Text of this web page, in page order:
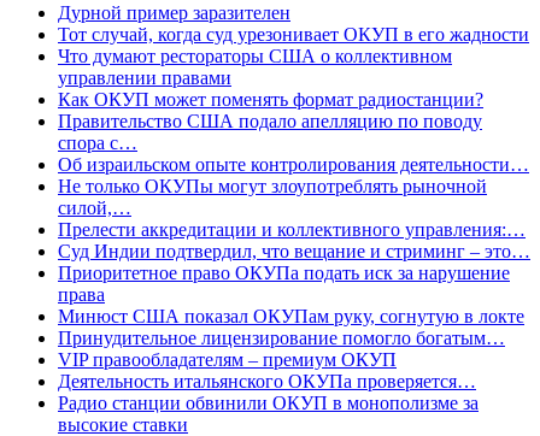
Дурной пример заразителен
Тот случай, когда суд урезонивает ОКУП в его жадности
Что думают рестораторы США о коллективном
управлении правами
Как ОКУП может поменять формат радиостанции?
Правительство США подало апелляцию по поводу
спора с…
Об израильском опыте контролирования деятельности…
Не только ОКУПы могут злоупотреблять рыночной
силой,…
Прелести аккредитации и коллективного управления:…
Суд Индии подтвердил, что вещание и стриминг – это…
Приоритетное право ОКУПа подать иск за нарушение
права
Минюст США показал ОКУПам руку, согнутую в локте
Принудительное лицензирование помогло богатым…
VIP правообладателям – премиум ОКУП
Деятельность итальянского ОКУПа проверяется…
Радио станции обвинили ОКУП в монополизме за
высокие ставки